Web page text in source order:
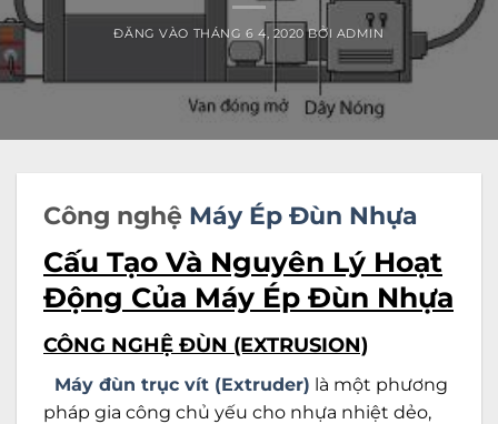
ĐĂNG VÀO THÁNG 6 4, 2020 BỞI ADMIN
Công nghệ Máy Ép Đùn Nhựa
Cấu Tạo Và Nguyên Lý Hoạt
Động Của Máy Ép Đùn Nhựa
CÔNG NGHỆ ĐÙN (EXTRUSION)
Máy đùn trục vít (Extruder) là một phương
pháp gia công chủ yếu cho nhựa nhiệt dẻo,